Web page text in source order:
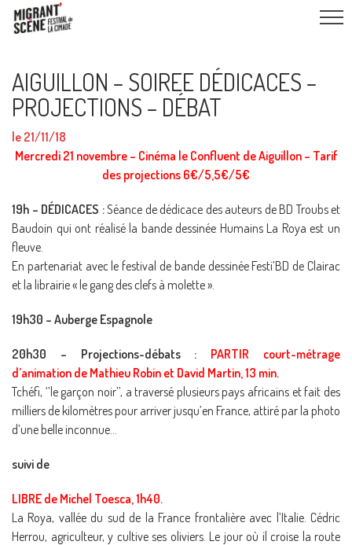
AIGUILLON – SOIREE DÉDICACES –
PROJECTIONS – DÉBAT
le 21/11/18
Mercredi 21 novembre – Cinéma le Confluent de Aiguillon – Tarif
des projections 6€/5,5€/5€
19h – DÉDICACES :Séance de dédicace des auteurs de BD Troubs et
Baudoin qui ont réalisé la bande dessinée Humains La Roya est un
fleuve.
En partenariat avec le festival de bande dessinée Festi’BD de Clairac
et la librairie « le gang des clefs à molette ».
19h30 – Auberge Espagnole
20h30 – Projections-débats : PARTIR court-métrage
d’animation de Mathieu Robin et David Martin, 13 min.
Tchéfi, ‘’le garçon noir’’, a traversé plusieurs pays africains et fait des
milliers de kilomètres pour arriver jusqu’en France, attiré par la photo
d’une belle inconnue…
suivi de
LIBRE de Michel Toesca, 1h40.
La Roya, vallée du sud de la France frontalière avec l’Italie. Cédric
Herrou, agriculteur, y cultive ses oliviers. Le jour où il croise la route